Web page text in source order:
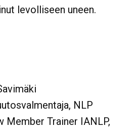
levolliseen uneen.
NLP
Member Trainer IANLP,